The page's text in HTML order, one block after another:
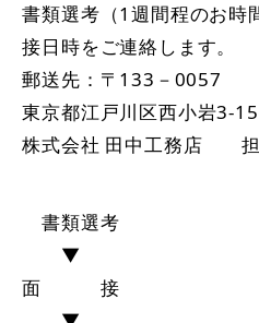
書類選考（1週間程のお時
接日時をご連絡します。
郵送先：〒133－0057
東京都江戸川区西小岩3-
株式会社 田中工務店 担
書類選考
▼
面 接